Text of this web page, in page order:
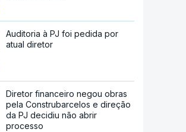
Auditoria à PJ foi pedida por
atual diretor
Diretor financeiro negou obras
pela Construbarcelos e direção
da PJ decidiu não abrir
processo